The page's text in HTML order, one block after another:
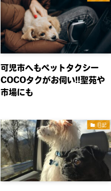
可児市へもペットタクシー
COCOタクがお伺い!!聖苑や
市場にも
日記